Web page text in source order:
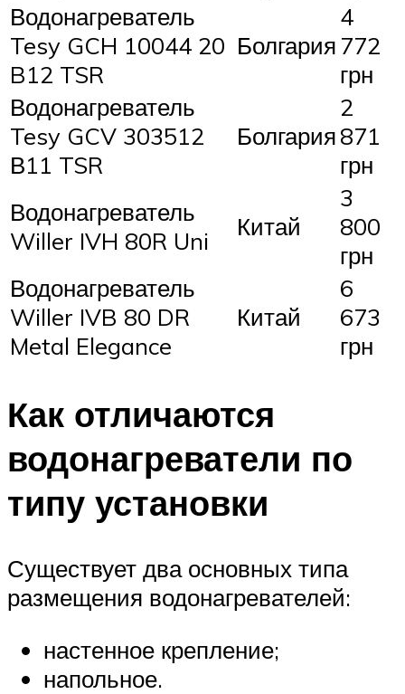
Водонагреватель
Tesy GCH 10044 20
B12 TSR
Болгария
4
772
грн
Водонагреватель
Tesy GCV 303512
В11 TSR
Болгария
2
871
грн
Водонагреватель
Willer IVH 80R Uni
Китай
3
800
грн
Водонагреватель
Willer IVB 80 DR
Metal Elegance
Китай
6
673
грн
Как отличаются
водонагреватели по
типу установки
Существует два основных типа
размещения водонагревателей:
настенное крепление;
напольное.